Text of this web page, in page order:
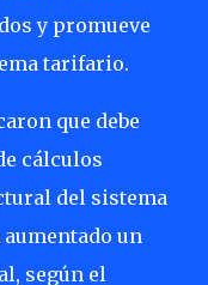
y promueve
tarifario.
que debe
cálculos
del sistema
un
según el